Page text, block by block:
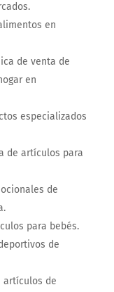
en
de venta de
en
especializados
de artículos para
de
para bebés.
de
artículos de